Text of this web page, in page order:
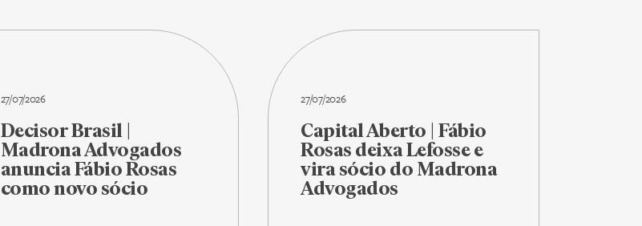
27/07/2026
Decisor Brasil |
Madrona Advogados
anuncia Fábio Rosas
como novo sócio
27/07/2026
Capital Aberto | Fábio
Rosas deixa Lefosse e
vira sócio do Madrona
Advogados